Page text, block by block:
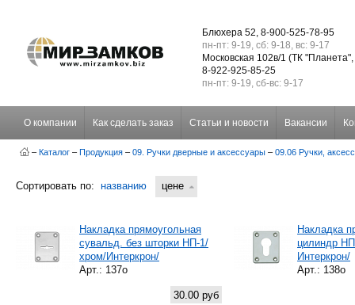
Блюхера 52, 8-900-525-78-95
пн-пт: 9-19, сб: 9-18, вс: 9-17
Московская 102в/1 (ТК
8-922-925-85-25
пн-пт: 9-19, сб-вс: 9-17
О компании Как сделать заказ Статьи и новости Вакансии
– Каталог – Продукция – 09. Ручки дверные и аксессуары – 09.06 Ручки,
Сортировать по: названию цене
Накладка прямоугольная
сувальд. без шторки НП-1/
хром/Интеркрон/
Арт.: 137о
30.00 руб
Накладка
цилиндр
Интеркрон/
Арт.: 138о